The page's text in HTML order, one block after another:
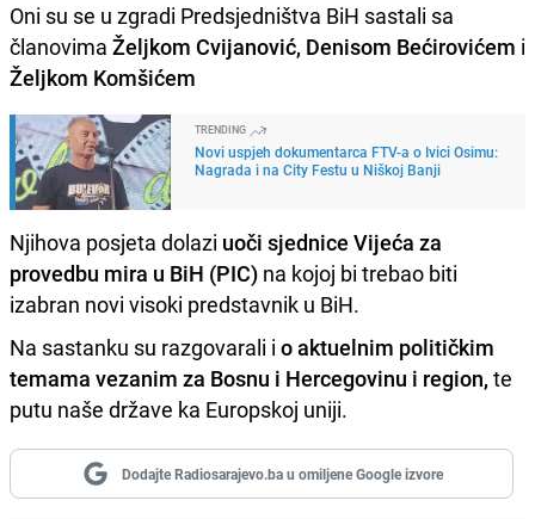
Oni su se u zgradi Predsjedništva BiH sastali sa
članovima Željkom Cvijanović, Denisom Bećirovićem i
Željkom Komšićem
TRENDING
Novi uspjeh dokumentarca FTV-a o Ivici Osimu:
Nagrada i na City Festu u Niškoj Banji
Njihova posjeta dolazi uoči sjednice Vijeća za
provedbu mira u BiH (PIC) na kojoj bi trebao biti
izabran novi visoki predstavnik u BiH.
Na sastanku su razgovarali i o aktuelnim političkim
temama vezanim za Bosnu i Hercegovinu i region, te
putu naše države ka Europskoj uniji.
Dodajte Radiosarajevo.ba u omiljene Google izvore